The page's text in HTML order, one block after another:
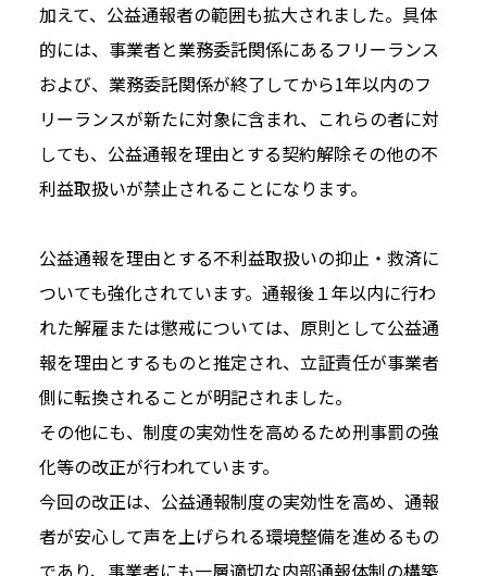
加えて、公益通報者の範囲も拡大されました。具体
的には、事業者と業務委託関係にあるフリーランス
および、業務委託関係が終了してから1年以内のフ
リーランスが新たに対象に含まれ、これらの者に対
しても、公益通報を理由とする契約解除その他の不
利益取扱いが禁止されることになります。
公益通報を理由とする不利益取扱いの抑止・救済に
ついても強化されています。通報後１年以内に行わ
れた解雇または懲戒については、原則として公益通
報を理由とするものと推定され、立証責任が事業者
側に転換されることが明記されました。
その他にも、制度の実効性を高めるため刑事罰の強
化等の改正が行われています。
今回の改正は、公益通報制度の実効性を高め、通報
者が安心して声を上げられる環境整備を進めるもの
であり、事業者にも一層適切な内部通報体制の構築